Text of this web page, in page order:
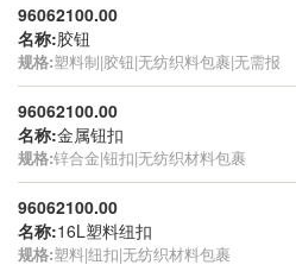
96062100.00
名称:胶钮
规格:塑料制|胶钮|无纺织料包裹|无需报
96062100.00
名称:金属钮扣
规格:锌合金|钮扣|无纺织材料包裹
96062100.00
名称:16L塑料纽扣
规格:塑料|纽扣|无纺织材料包裹